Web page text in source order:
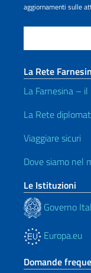
aggiornamenti sulle
La Rete
La Farnesina – il
La Rete
Viaggiare sicuri
Dove siamo nel
Le Istituzioni
Governo
Europa.eu
Domande